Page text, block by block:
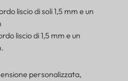
liscio di soli 1,5 mm e un
liscio di 1,5 mm e un
personalizzata,